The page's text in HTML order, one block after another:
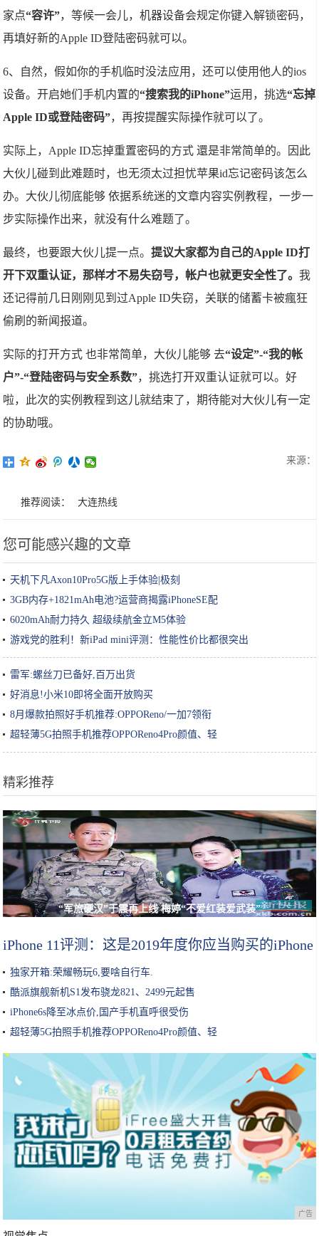
家点“容许”，等候一会儿，机器设备会规定你键入解锁密码，
再填好新的Apple ID登陆密码就可以。
6、自然，假如你的手机临时没法应用，还可以使用他人的ios
设备。开启她们手机内置的“搜索我的iPhone”运用，挑选“忘掉
Apple ID或登陆密码”，再按提醒实际操作就可以了。
实际上，Apple ID忘掉重置密码的方式 還是非常简单的。因此
大伙儿碰到此难题时，也无须太过担忧苹果id忘记密码该怎么
办。大伙儿彻底能够 依据系统迷的文章内容实例教程，一步一
步实际操作出来，就没有什么难题了。
最终，也要跟大伙儿提一点。提议大家都为自己的Apple ID打
开下双重认证，那样才不易失窃号，帐户也就更安全性了。我
还记得前几日刚刚见到过Apple ID失窃，关联的储蓄卡被瘋狂
偷刷的新闻报道。
实际的打开方式 也非常简单，大伙儿能够 去“设定”-“我的帐
户”-“登陆密码与安全系数”，挑选打开双重认证就可以。好
啦，此次的实例教程到这儿就结束了，期待能对大伙儿有一定
的协助哦。
来源：
推荐阅读： 大连热线
您可能感兴趣的文章
天机下凡Axon10Pro5G版上手体验|极刻
3GB内存+1821mAh电池?运营商揭露iPhoneSE配
6020mAh耐力持久 超级续航金立M5体验
游戏党的胜利！新iPad mini评测：性能性价比都很突出
雷军:螺丝刀已备好,百万出货
好消息!小米10即将全面开放购买
8月爆款拍照好手机推荐:OPPOReno/一加7领衔
超轻薄5G拍照手机推荐OPPOReno4Pro颜值、轻
精彩推荐
“军旅硬汉”于震再上线 梅婷“不爱红装爱武装”
iPhone 11评测：这是2019年度你应当购买的iPhone
独家开箱:荣耀畅玩6,要啥自行车.
酷派旗舰新机S1发布骁龙821、2499元起售
iPhone6s降至冰点价,国产手机直呼很受伤
超轻薄5G拍照手机推荐OPPOReno4Pro颜值、轻
广告